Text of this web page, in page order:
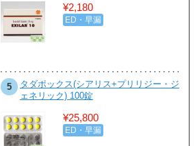
¥2,180
ED・早漏
5
タダポックス(シアリス+プリリジー・ジ
ェネリック) 100錠
¥25,800
ED・早漏
5